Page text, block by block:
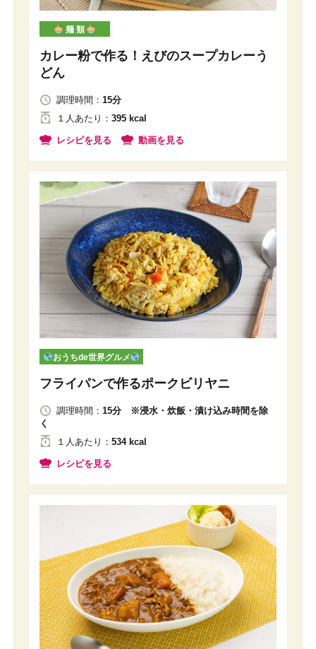
麺 類
カレー粉で作る！えびのスープカレーう
どん
調理時間： 15分
１人 あたり ： 395 kcal
レシピを見る 動画を見る
おうちde世界グルメ
フライパンで作るポークビリヤニ
調理時間： 15分 ※浸水・炊飯・漬け込み時間を除
く
１人あたり ： 534 kcal
レシピを見る